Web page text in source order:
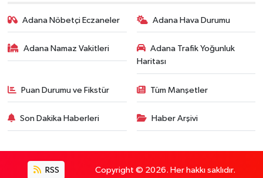
Adana Nöbetçi Eczaneler Adana Hava Durumu
Adana Namaz Vakitleri
Adana Trafik Yoğunluk
Haritası
Puan Durumu ve Fikstür Tüm Manşetler
Son Dakika Haberleri Haber Arşivi
RSS Copyright © 2026. Her hakkı saklıdır.